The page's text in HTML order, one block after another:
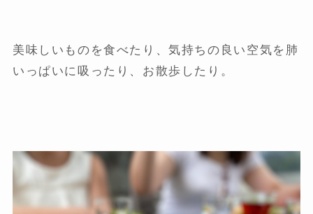
美味しいものを食べたり、気持ちの良い空気を肺
いっぱいに吸ったり、お散歩したり。